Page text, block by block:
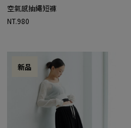
空氣感抽繩短褲
NT.980
新品